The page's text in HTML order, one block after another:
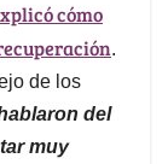
cómo
.
de los
del
muy